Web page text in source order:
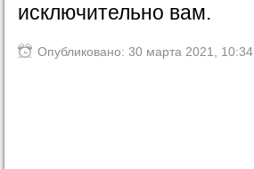
исключительно вам.
Опубликовано: 30 марта 2021, 10:34